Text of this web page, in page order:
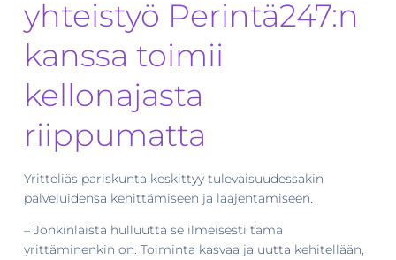
yhteistyö Perintä247:n
kanssa toimii
kellonajasta
riippumatta
Yritteliäs pariskunta keskittyy tulevaisuudessakin
palveluidensa kehittämiseen ja laajentamiseen.
– Jonkinlaista hulluutta se ilmeisesti tämä
yrittäminenkin on. Toiminta kasvaa ja uutta kehitellään,